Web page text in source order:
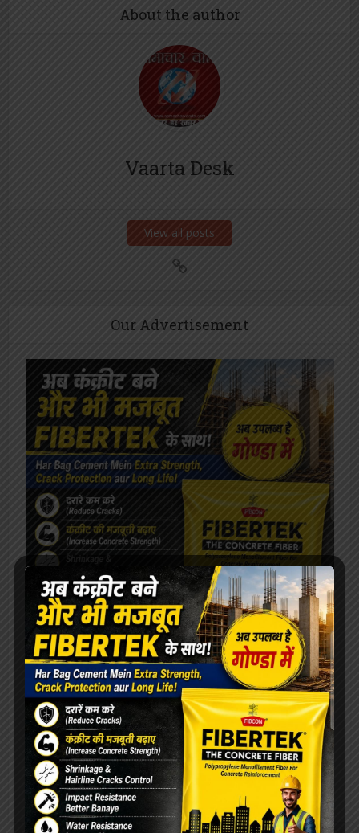
About the author
Vaarta Desk
View all posts
Our Advertisement